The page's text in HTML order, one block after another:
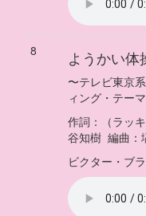
8 ようかい体
〜テレビ東京
ィング・テー
作詞：
（ラッ
谷知樹 編曲：
ビクター・ブ